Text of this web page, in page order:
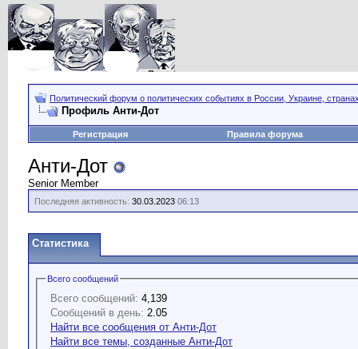
Политический форум о политических событиях в России, Украине,
Профиль Анти-Дот
Регистрация Правила форума
Анти-Дот
Senior Member
Последняя активность: 30.03.2023 06:13
Статистика
Всего сообщений
Всего сообщений: 4,139
Сообщений в день: 2.05
Найти все сообщения от Анти-Дот
Найти все темы, созданные Анти-Дот